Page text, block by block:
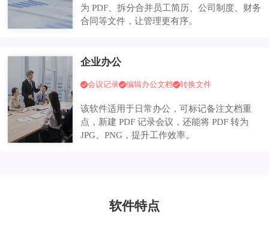
为 PDF、拆分合并员工简历、公司制度、财务
合同等文件，让管理更有序。
企业办公
会议记录 编辑办公文档 转换文件
该软件适用于日常办公，可标记备注文档重
点，新建 PDF 记录会议，还能将 PDF 转为
JPG、PNG，提升工作效率。
软件特点